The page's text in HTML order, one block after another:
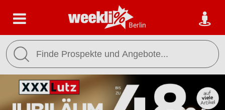
Berlin